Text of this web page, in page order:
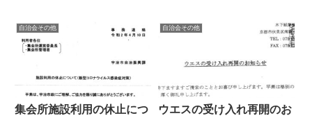
自治会その他
集会所施設利用の休止につ
自治会その他
ウエスの受け入れ再開のお